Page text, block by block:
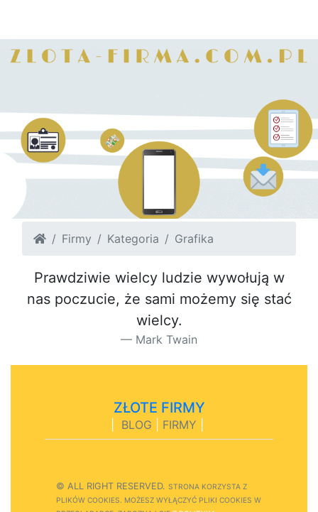
Firmy Kategoria Grafika
Prawdziwie wielcy ludzie wywołują w
nas poczucie, że sami możemy się stać
wielcy.
Mark Twain
ZŁOTE FIRMY
BLOG FIRMY
© ALL RIGHT RESERVED. STRONA KORZYSTA Z
PLIKÓW COOKIES. MOŻESZ WYŁ ĄCZYĆ PL IKI COOKIES W